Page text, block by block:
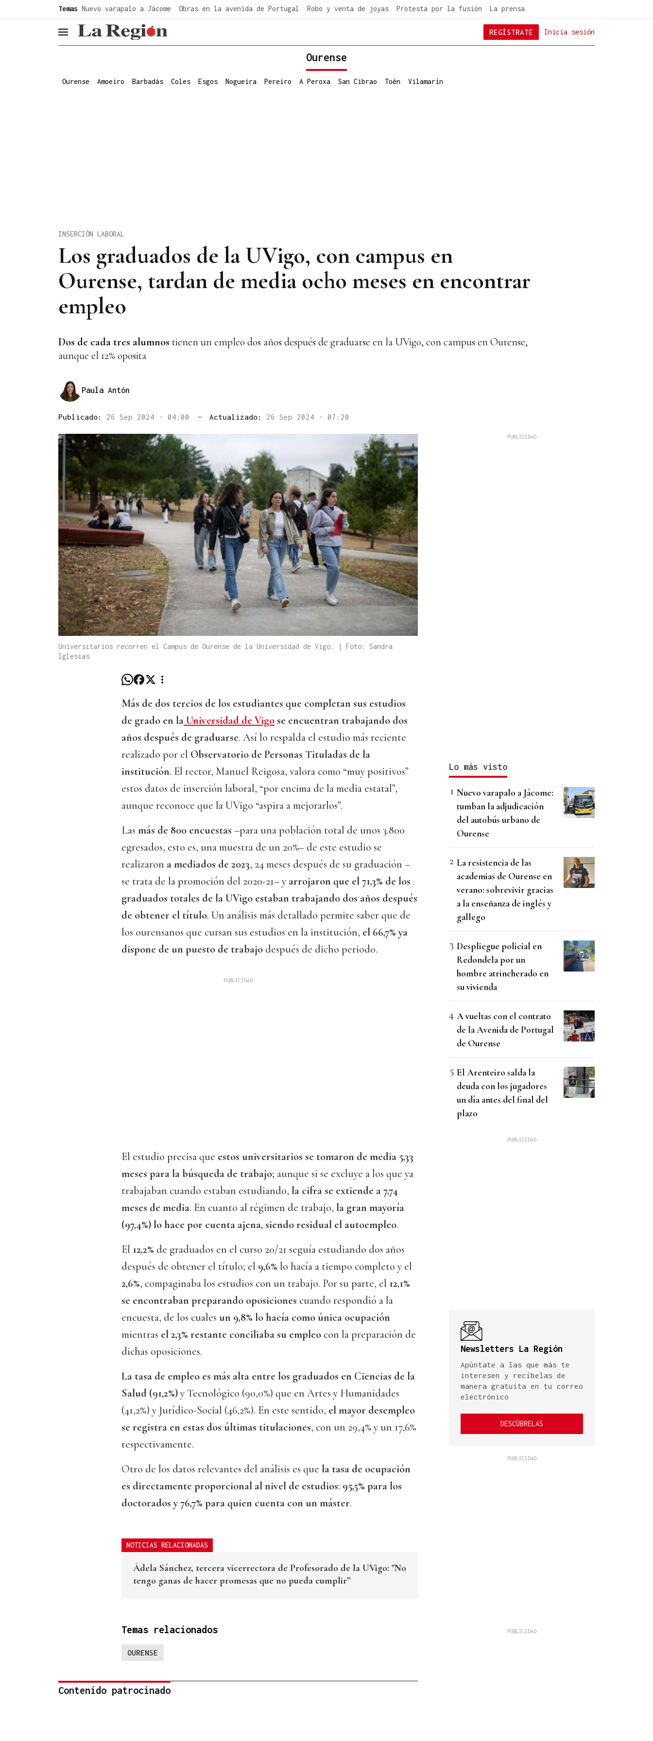
Temas Nuevo varapalo a Jácome Obras en la avenida de Portugal Robo y venta de joyas Protesta por la fusión La prensa
header.menu.open Inicia sesión
REGÍSTRATE
Ourense
Ourense Amoeiro Barbadás Coles Esgos Nogueira Pereiro A Peroxa San Cibrao Toén Vilamarín
Los graduados de la UVigo, con campus en
Ourense, tardan de media ocho meses en encontrar
empleo
INSERCIÓN LABORAL
Dos de cada tres alumnos tienen un empleo dos años después de graduarse en la UVigo, con campus en Ourense,
aunque el 12% oposita
Paula Antón
Publicado: 26 Sep 2024 - 04:00 — Actualizado: 26 Sep 2024 - 07:20
Universitarios recorren el Campus de Ourense de la Universidad de Vigo. | Foto: Sandra
Iglesias
Más de dos tercios de los estudiantes que completan sus estudios
de grado en laUniversidad de Vigo se encuentran trabajando dos
años después de graduarse. Así lo respalda el estudio más reciente
realizado por el Observatorio de Personas Tituladas de la
institución. El rector, Manuel Reigosa, valora como “muy positivos”
estos datos de inserción laboral, “por encima de la media estatal”,
aunque reconoce que la UVigo “aspira a mejorarlos”.
Las más de 800 encuestas –para una población total de unos 3.800
egresados, esto es, una muestra de un 20%– de este estudio se
realizaron a mediados de 2023, 24 meses después de su graduación –
se trata de la promoción del 2020-21– y arrojaron que el 71,3% de los
graduados totales de la UVigo estaban trabajando dos años después
de obtener el título. Un análisis más detallado permite saber que de
los ourensanos que cursan sus estudios en la institución, el 66,7% ya
dispone de un puesto de trabajo después de dicho periodo.
El estudio precisa que estos universitarios se tomaron de media 5,33
meses para la búsqueda de trabajo; aunque si se excluye a los que ya
trabajaban cuando estaban estudiando, la cifra se extiende a 7,74
meses de media. En cuanto al régimen de trabajo, la gran mayoría
(97,4%) lo hace por cuenta ajena, siendo residual el autoempleo.
El 12,2% de graduados en el curso 20/21 seguía estudiando dos años
después de obtener el título; el 9,6% lo hacía a tiempo completo y el
2,6%, compaginaba los estudios con un trabajo. Por su parte, el 12,1%
se encontraban preparando oposiciones cuando respondió a la
encuesta, de los cuales un 9,8% lo hacía como única ocupación
mientras el 2,3% restante conciliaba su empleo con la preparación de
dichas oposiciones.
La tasa de empleo es más alta entre los graduados en Ciencias de la
Salud (91,2%)y Tecnológico (90,0%) que en Artes y Humanidades
(41,2%) y Jurídico-Social (46,2%). En este sentido, el mayor desempleo
se registra en estas dos últimas titulaciones, con un 29,4% y un 17,6%
respectivamente.
Otro de los datos relevantes del análisis es que la tasa de ocupación
es directamente proporcional al nivel de estudios: 95,5% para los
doctorados y 76,7% para quien cuenta con un máster.
NOTICIAS RELACIONADAS
Ádela Sánchez, tercera vicerrectora de Profesorado de la UVigo: "No
tengo ganas de hacer promesas que no pueda cumplir”
Temas relacionados
OURENSE
Contenido patrocinado
Lo más visto
Nuevo varapalo a Jácome:
tumban la adjudicación
del autobús urbano de
Ourense
La resistencia de las
academias de Ourense en
verano: sobrevivir gracias
a la enseñanza de inglés y
gallego
Despliegue policial en
Redondela por un
hombre atrincherado en
su vivienda
A vueltas con el contrato
de la Avenida de Portugal
de Ourense
El Arenteiro salda la
deuda con los jugadores
un día antes del final del
plazo
Newsletters La Región
Apúntate a las que más te
interesen y recíbelas de
manera gratuita en tu correo
electrónico
DESCÚBRELAS